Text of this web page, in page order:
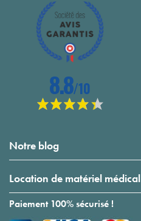
Notre blog
Location de matériel médical
Paiement 100% sécurisé !